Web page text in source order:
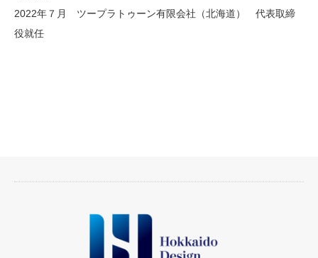
2022年７月 ツープラトゥーン有限会社（北海道） 代表取締
役就任